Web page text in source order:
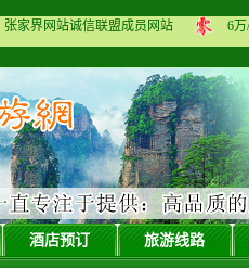
张家界网站诚信联盟成员网站 6
酒店预订 旅游线路